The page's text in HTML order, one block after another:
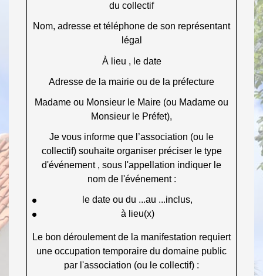
du collectif
Nom, adresse et téléphone de son représentant
légal
À lieu , le date
Adresse de la mairie ou de la préfecture
Madame ou Monsieur le Maire (ou Madame ou
Monsieur le Préfet),
Je vous informe que l’association (ou le
collectif) souhaite organiser préciser le type
d'événement, sous l'appellation indiquer le
nom de l'événement:
le date ou du ...au ...inclus,
à lieu(x)
Le bon déroulement de la manifestation requiert
une occupation temporaire du domaine public
par l'association (ou le collectif) :